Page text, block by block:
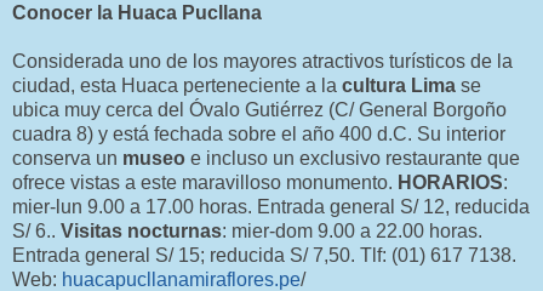
Conocer la Huaca Pucllana
Considerada uno de los mayores atractivos turísticos de la
ciudad, esta Huaca perteneciente a la cultura Lima se
ubica muy cerca del Óvalo Gutiérrez (C/ General Borgoño
cuadra 8) y está fechada sobre el año 400 d.C. Su interior
conserva un museo e incluso un exclusivo restaurante que
ofrece vistas a este maravilloso monumento. HORARIOS:
mier-lun 9.00 a 17.00 horas. Entrada general S/ 12, reducida
S/ 6.. Visitas nocturnas: mier-dom 9.00 a 22.00 horas.
Entrada general S/ 15; reducida S/ 7,50. Tlf: (01) 617 7138.
Web: huacapucllanamiraflores.pe/